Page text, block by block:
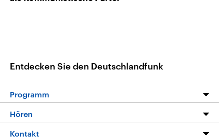
Entdecken Sie den Deutschlandfunk
Programm
Programm
Hören
Livestream
Kontakt